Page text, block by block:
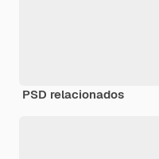
PSD relacionados